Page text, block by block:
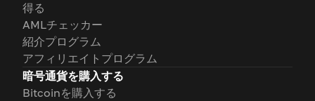
得る
AMLチェッカー
紹介プログラム
アフィリエイトプログラム
暗号通貨を購入する
Bitcoinを購入する